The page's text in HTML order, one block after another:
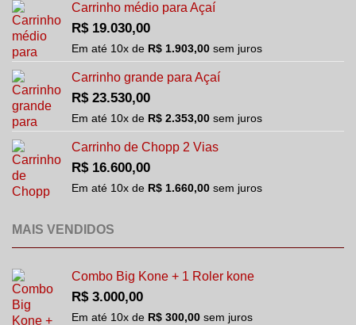
Carrinho médio para Açaí
R$19.030,00
Em até 10x de R$ 1.903,00 sem juros
Carrinho grande para Açaí
R$23.530,00
Em até 10x de R$ 2.353,00 sem juros
Carrinho de Chopp 2 Vias
R$16.600,00
Em até 10x de R$ 1.660,00 sem juros
MAIS VENDIDOS
Combo Big Kone + 1 Roler kone
R$3.000,00
Em até 10x de R$ 300,00 sem juros